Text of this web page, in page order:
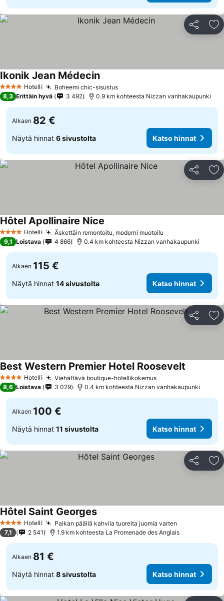
Jaa
4 Tähtiluokitus
Hotelli Boheemi chic-sisustus
Ikonik Jean Médecin
8,3 Erittäin hyvä 3 492 0.9 km kohteesta Nizzan vanhakaupunki
Alkaen 82 €
Näytä hinnat 6 sivustolta Katso hinnat
Jaa
4 Tähtiluokitus
Hotelli Äskettäin remontoitu, moderni muotoilu
Hôtel Apollinaire Nice
9,1 Loistava 4 866 0.4 km kohteesta Nizzan vanhakaupunki
Alkaen 115 €
Näytä hinnat 14 sivustolta Katso hinnat
Jaa
4 Tähtiluokitus
Hotelli Viehättävä boutique-hotellikokemus
Best Western Premier Hotel Roosevelt
8,6 Loistava 3 029 0.4 km kohteesta Nizzan vanhakaupunki
Alkaen 100 €
Näytä hinnat 11 sivustolta Katso hinnat
Jaa
4 Tähtiluokitus
Hotelli Paikan päällä kahvila tuoreita juomia varten
Hôtel Saint Georges
7,1 2 541 1.9 km kohteesta La Promenade des Anglais
Alkaen 81 €
Näytä hinnat 8 sivustolta Katso hinnat